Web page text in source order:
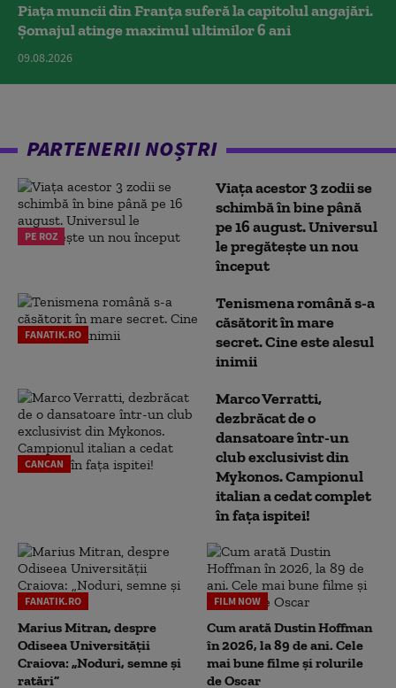
Piața muncii din Franța suferă la capitolul angajări.
Șomajul atinge maximul ultimilor 6 ani
09.08.2026
PARTENERII NOȘTRI
PE ROZ
Viața acestor 3 zodii se
schimbă în bine până
pe 16 august. Universul
le pregătește un nou
început
FANATIK.RO
Tenismena română s-a
căsătorit în mare
secret. Cine este alesul
inimii
CANCAN
Marco Verratti,
dezbrăcat de o
dansatoare într-un
club exclusivist din
Mykonos. Campionul
italian a cedat complet
în fața ispitei!
FANATIK.RO
Marius Mitran, despre
Odiseea Universității
Craiova: „Noduri, semne și
ratări”
FILM NOW
Cum arată Dustin Hoffman
în 2026, la 89 de ani. Cele
mai bune filme și rolurile
de Oscar